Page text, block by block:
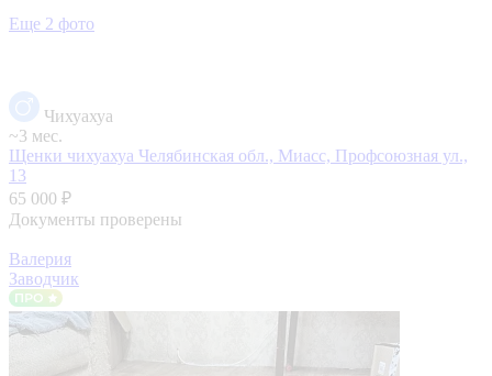
Еще 2 фото
Чихуахуа
~3 мес.
Щенки чихуахуа Челябинская обл., Миасс, Профсоюзная ул.,
13
65 000 ₽
Документы проверены
Валерия
Заводчик